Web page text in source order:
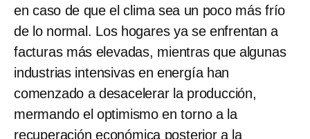
en caso de que el clima sea un poco más frío
de lo normal. Los hogares ya se enfrentan a
facturas más elevadas, mientras que algunas
industrias intensivas en energía han
comenzado a desacelerar la producción,
mermando el optimismo en torno a la
recuperación económica posterior a la